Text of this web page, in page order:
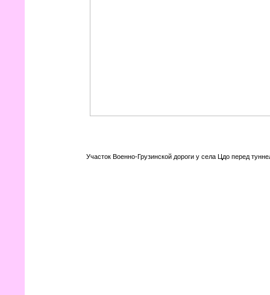
Участок Военно-Грузинской дороги у села Цдо перед